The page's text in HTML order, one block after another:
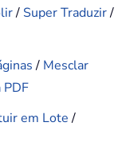
/ Super Traduzir/
/ Mesclar
em Lote/